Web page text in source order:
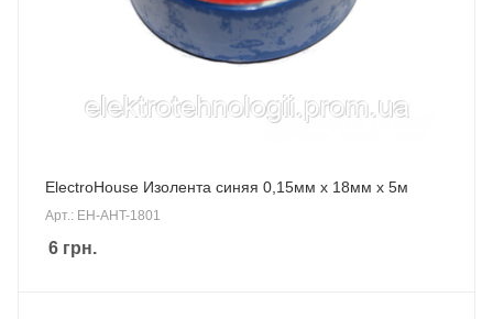
ElectroHouse Изолента синяя 0,15мм х 18мм х 5м
Арт.: EH-AHT-1801
6 грн.